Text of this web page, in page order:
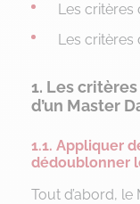
Les critères
Les critères
1. Les
d’un Master
1.1. Appliquer
dédoublonner
Tout d’abord,